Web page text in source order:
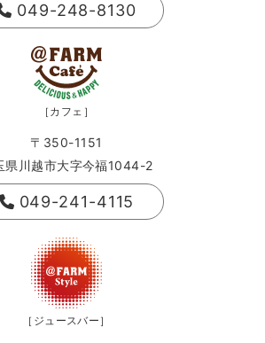
049-248-8130
［カフェ］
〒350-1151
県川越市大字今福1044-2
049-241-4115
［ジュースバー］